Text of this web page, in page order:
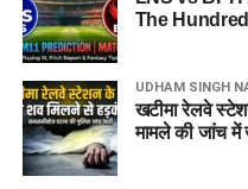
The
UDHAM SINGH
खटीमा रेलवे
मामले की जांच में